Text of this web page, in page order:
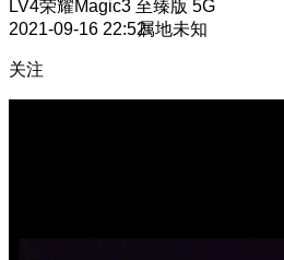
LV4荣耀Magic3 至臻版 5G
2021-09-16 22:52属地未知
关注